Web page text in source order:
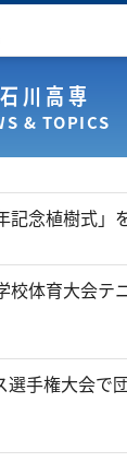
川高専
& TOPICS
記念植樹式」
校体育大会テ
手権大会で